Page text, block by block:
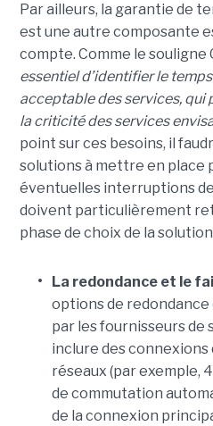
Par ailleurs, la garantie de
est une autre composante
compte. Comme le souligne
essentiel d’identifier le
acceptable des services, qui
la criticité des services
point sur ces besoins, il
solutions à mettre en place
éventuelles interruptions
doivent particulièrement
phase de choix de la solution
• La redondance et le
options de
par les fournisseurs de
inclure des connexions
réseaux (par exemple,
de commutation
de la connexion